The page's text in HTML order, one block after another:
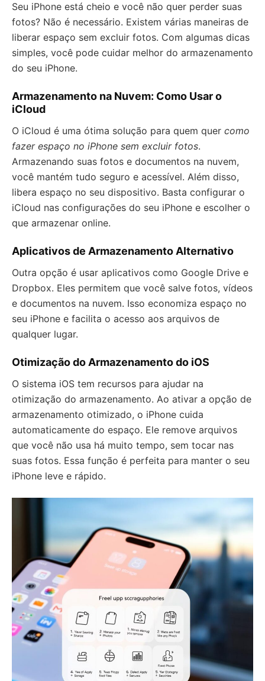
Seu iPhone está cheio e você não quer perder suas
fotos? Não é necessário. Existem várias maneiras de
liberar espaço sem excluir fotos. Com algumas dicas
simples, você pode cuidar melhor do armazenamento
do seu iPhone.
Armazenamento na Nuvem: Como Usar o
iCloud
O iCloud é uma ótima solução para quem quer como
fazer espaço no iPhone sem excluir fotos.
Armazenando suas fotos e documentos na nuvem,
você mantém tudo seguro e acessível. Além disso,
libera espaço no seu dispositivo. Basta configurar o
iCloud nas configurações do seu iPhone e escolher o
que armazenar online.
Aplicativos de Armazenamento Alternativo
Outra opção é usar aplicativos como Google Drive e
Dropbox. Eles permitem que você salve fotos, vídeos
e documentos na nuvem. Isso economiza espaço no
seu iPhone e facilita o acesso aos arquivos de
qualquer lugar.
Otimização do Armazenamento do iOS
O sistema iOS tem recursos para ajudar na
otimização do armazenamento. Ao ativar a opção de
armazenamento otimizado, o iPhone cuida
automaticamente do espaço. Ele remove arquivos
que você não usa há muito tempo, sem tocar nas
suas fotos. Essa função é perfeita para manter o seu
iPhone leve e rápido.